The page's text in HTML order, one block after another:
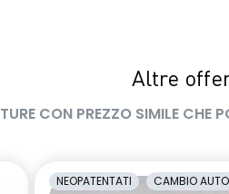
Altre
CON PREZZO SIMILE CHE
NEOPATENTATI CAMBIO